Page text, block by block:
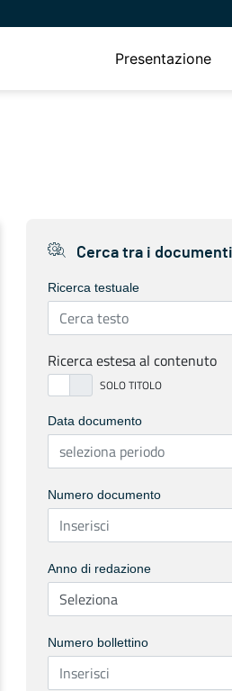
Presentazione
Cerca tra i documenti
Ricerca testuale
Ricerca estesa al contenuto
Data documento
Numero documento
Anno di redazione
Numero bollettino